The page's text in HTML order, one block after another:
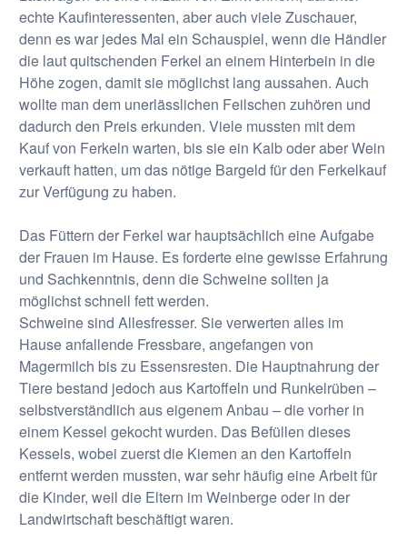
echte Kaufinteressenten, aber auch viele Zuschauer,
denn es war jedes Mal ein Schauspiel, wenn die Händler
die laut quitschenden Ferkel an einem Hinterbein in die
Höhe zogen, damit sie möglichst lang aussahen. Auch
wollte man dem unerlässlichen Feilschen zuhören und
dadurch den Preis erkunden. Viele mussten mit dem
Kauf von Ferkeln warten, bis sie ein Kalb oder aber Wein
verkauft hatten, um das nötige Bargeld für den Ferkelkauf
zur Verfügung zu haben.
Das Füttern der Ferkel war hauptsächlich eine Aufgabe
der Frauen im Hause. Es forderte eine gewisse Erfahrung
und Sachkenntnis, denn die Schweine sollten ja
möglichst schnell fett werden.
Schweine sind Allesfresser. Sie verwerten alles im
Hause anfallende Fressbare, angefangen von
Magermilch bis zu Essensresten. Die Hauptnahrung der
Tiere bestand jedoch aus Kartoffeln und Runkelrüben –
selbstverständlich aus eigenem Anbau – die vorher in
einem Kessel gekocht wurden. Das Befüllen dieses
Kessels, wobei zuerst die Kiemen an den Kartoffeln
entfernt werden mussten, war sehr häufig eine Arbeit für
die Kinder, weil die Eltern im Weinberge oder in der
Landwirtschaft beschäftigt waren.